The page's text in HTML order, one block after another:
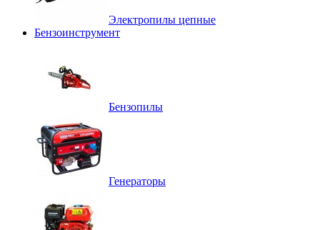
Электропилы цепные
Бензоинструмент
Бензопилы
Генераторы